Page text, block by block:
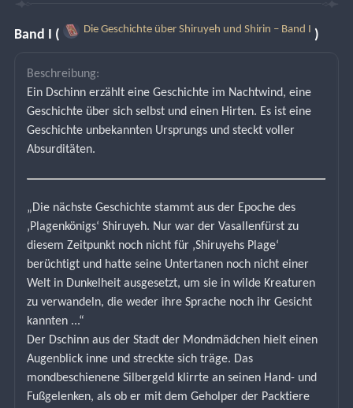
Band I ( Die Geschichte über Shiruyeh und Shirin – Band I )
Beschreibung:
Ein Dschinn erzählt eine Geschichte im Nachtwind, eine
Geschichte über sich selbst und einen Hirten. Es ist eine
Geschichte unbekannten Ursprungs und steckt voller
Absurditäten.
„Die nächste Geschichte stammt aus der Epoche des
‚Plagenkönigs‘ Shiruyeh. Nur war der Vasallenfürst zu
diesem Zeitpunkt noch nicht für ‚Shiruyehs Plage‘
berüchtigt und hatte seine Untertanen noch nicht einer
Welt in Dunkelheit ausgesetzt, um sie in wilde Kreaturen
zu verwandeln, die weder ihre Sprache noch ihr Gesicht
kannten ...“
Der Dschinn aus der Stadt der Mondmädchen hielt einen
Augenblick inne und streckte sich träge. Das
mondbeschienene Silbergeld klirrte an seinen Hand- und
Fußgelenken, als ob er mit dem Geholper der Packtiere